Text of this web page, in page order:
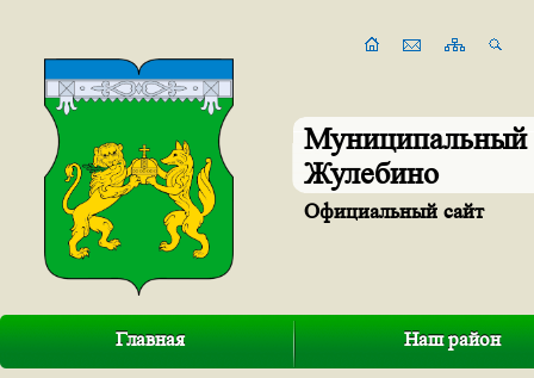
Муниципальный
Жулебино
Официальный сайт
Главная Наш район